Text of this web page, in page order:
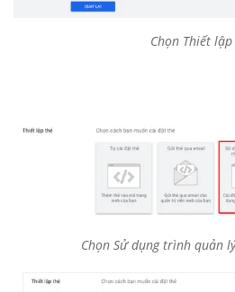
Chọn Thiết
Chọn Sử dụng trình quản